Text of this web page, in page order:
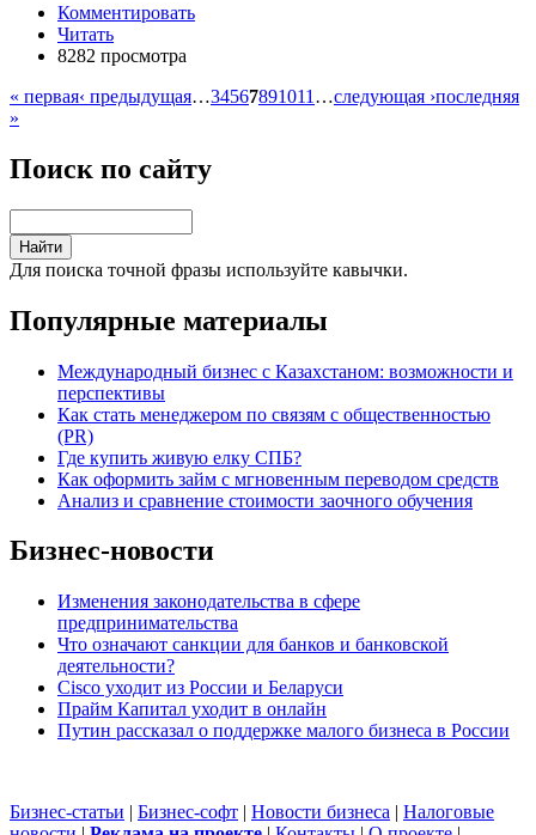
Комментировать
Читать
8282 просмотра
« первая‹ предыдущая…34567891011 …следующая ›последняя
»
Поиск по сайту
Для поиска точной фразы используйте кавычки.
Популярные материалы
Международный бизнес с Казахстаном: возможности и
перспективы
Как стать менеджером по связям с общественностью
(PR)
Где купить живую елку СПБ?
Как оформить займ с мгновенным переводом средств
Анализ и сравнение стоимости заочного обучения
Бизнес-новости
Изменения законодательства в сфере
предпринимательства
Что означают санкции для банков и банковской
деятельности?
Cisco уходит из России и Беларуси
Прайм Капитал уходит в онлайн
Путин рассказал о поддержке малого бизнеса в России
Бизнес-статьи | Бизнес-софт | Новости бизнеса | Налоговые